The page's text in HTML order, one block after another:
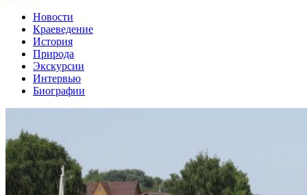
Новости
Краеведение
История
Природа
Экскурсии
Интервью
Биографии